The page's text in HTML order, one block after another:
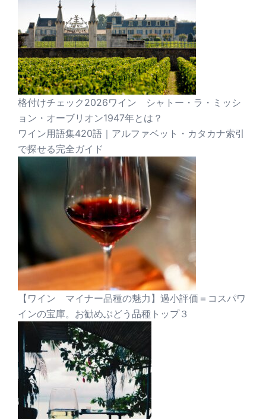
格付けチェック2026ワイン シャトー・ラ・ミッシ
ョン・オーブリオン1947年とは？
ワイン用語集420語｜アルファベット・カタカナ索引
で探せる完全ガイド
【ワイン マイナー品種の魅力】過小評価＝コスパワ
インの宝庫。お勧めぶどう品種トップ３